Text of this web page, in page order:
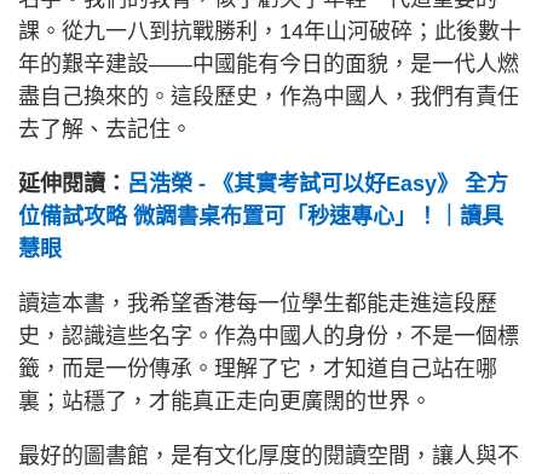
課。從九一八到抗戰勝利，14年山河破碎；此後數十
年的艱辛建設——中國能有今日的面貌，是一代人燃
盡自己換來的。這段歷史，作為中國人，我們有責任
去了解、去記住。
延伸閱讀： 呂浩榮 - 《其實考試可以好Easy》 全方
位備試攻略 微調書桌布置可「秒速專心」！｜讀具
慧眼
讀這本書，我希望香港每一位學生都能走進這段歷
史，認識這些名字。作為中國人的身份，不是一個標
籤，而是一份傳承。理解了它，才知道自己站在哪
裏；站穩了，才能真正走向更廣闊的世界。
最好的圖書館，是有文化厚度的閱讀空間，讓人與不